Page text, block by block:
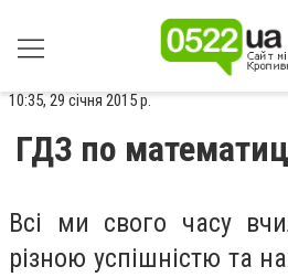
10:35, 29 січня 2015 р.
ГДЗ по
Всі ми свого часу
різною успішністю та